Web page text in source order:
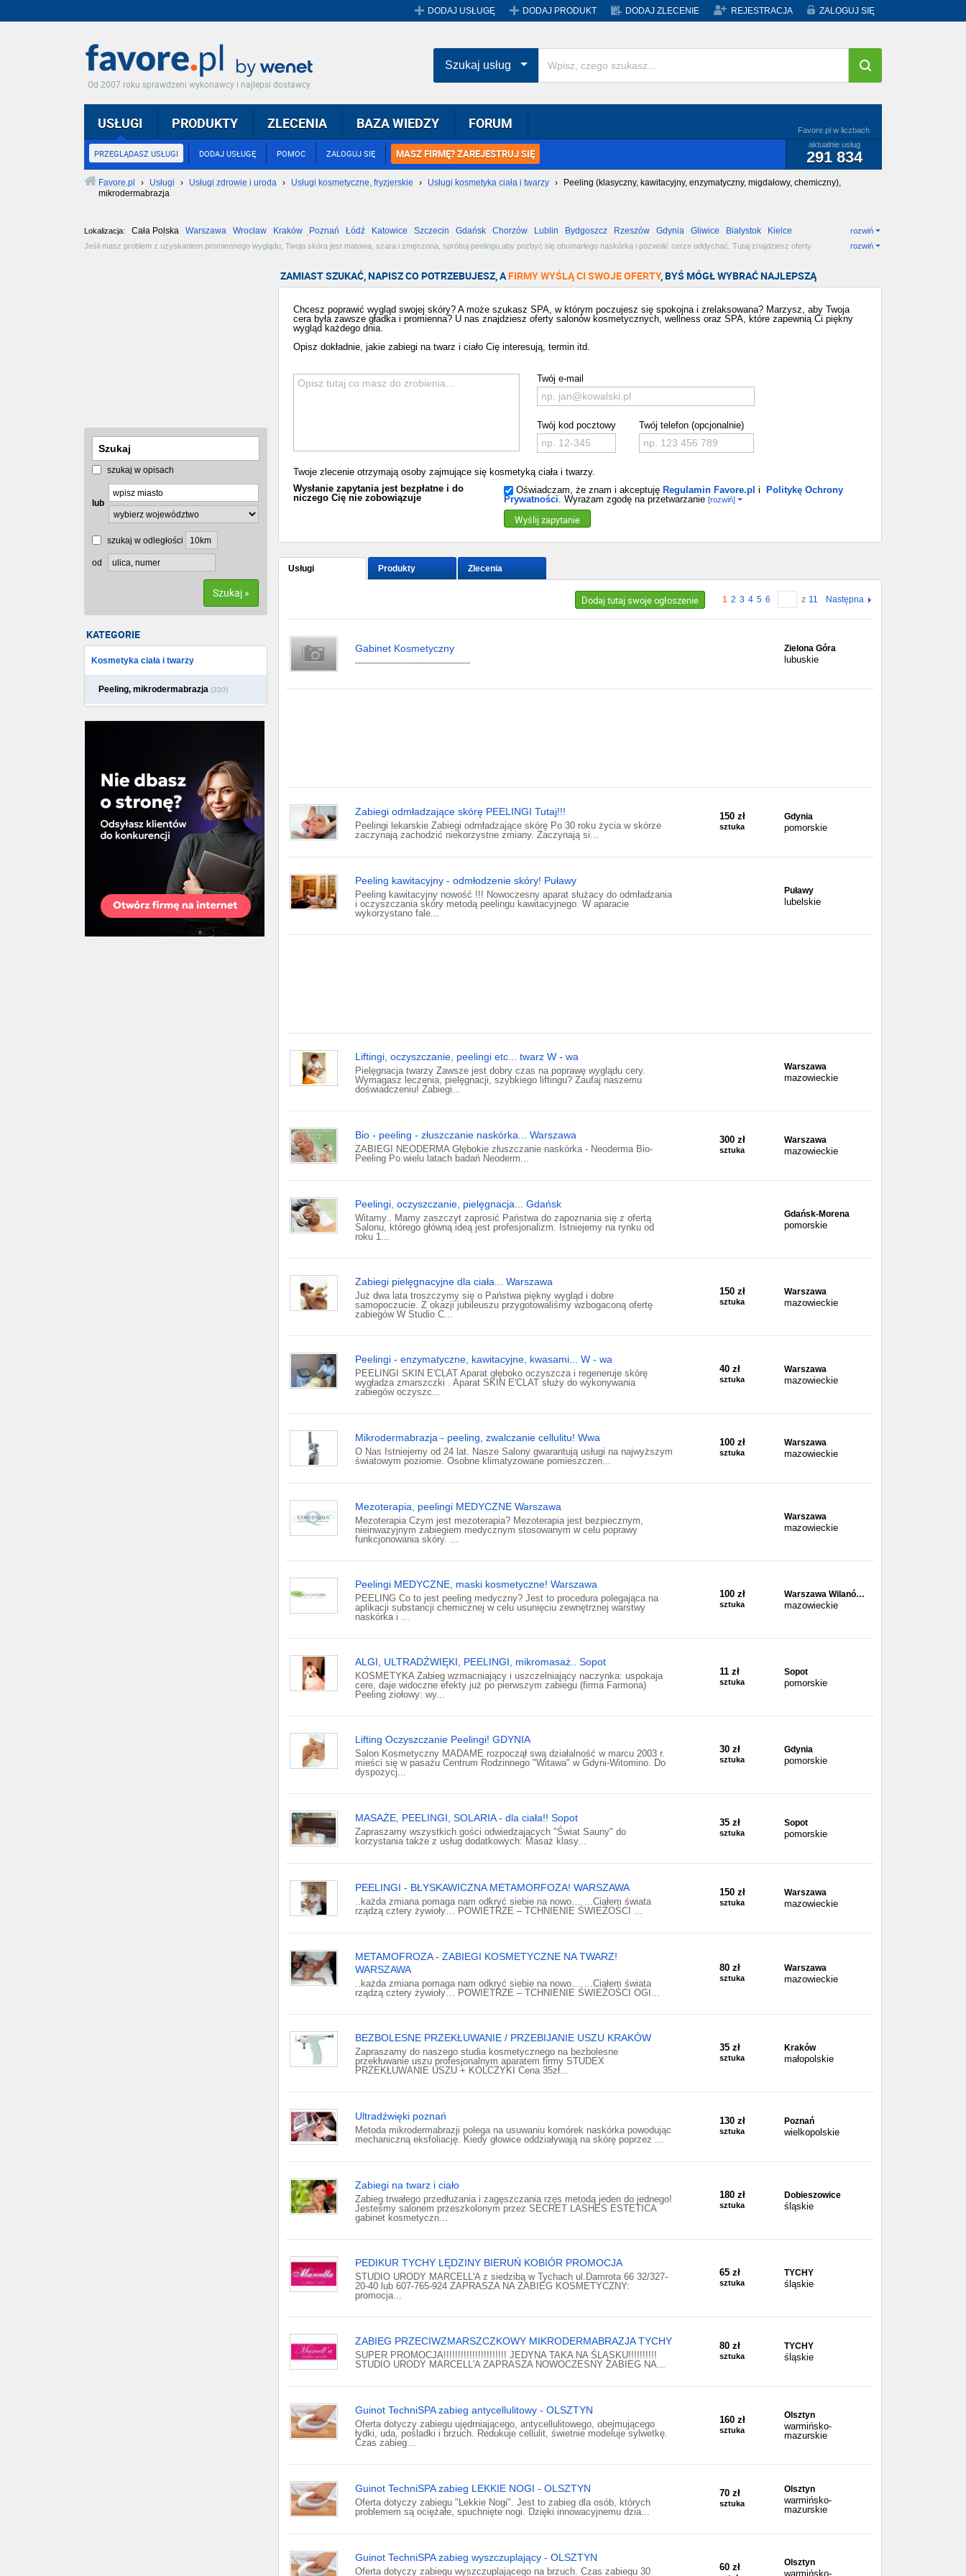
DODAJ USŁUGĘ DODAJ PRODUKT DODAJ ZLECENIE REJESTRACJA ZALOGUJ SIĘ
Od 2007 roku sprawdzeni wykonawcy i najlepsi dostawcy
USŁUGI
PRZEGLĄDASZ USŁUGI DODAJ USŁUGĘ POMOC ZALOGUJ SIĘ MASZ FIRMĘ? ZAREJESTRUJ SIĘ
Favore.pl w liczbach
aktualnie usług
291 834
PRODUKTY ZLECENIA BAZA WIEDZY FORUM
Szukaj usług
Favore.pl › Usługi › Usługi zdrowie i uroda › Usługi kosmetyczne, fryzjerskie › Usługi kosmetyka ciała i twarzy ›
Peeling (klasyczny, kawitacyjny, enzymatyczny, migdałowy, chemiczny),
mikrodermabrazja
Lokalizacja: Cała Polska Warszawa Wrocław Kraków Poznań Łódź Katowice Szczecin Gdańsk Chorzów Lublin Bydgoszcz Rzeszów Gdynia Gliwice Białystok
Kielce
rozwiń
Jeśli masz problem z uzyskaniem promiennego wyglądu, Twoja skóra jest matowa, szara i zmęczona, spróbuj peelingu,aby pozbyć się obumarłego naskórka i pozwolić cerze oddychać. Tutaj znajdziesz oferty
rozwiń
szukaj w opisach
lub
szukaj w odległości
od
Szukaj »
KATEGORIE
Kosmetyka ciała i twarzy
Peeling, mikrodermabrazja (330)
ZAMIAST SZUKAĆ, NAPISZ CO POTRZEBUJESZ, AFIRMY WYŚLĄ CI SWOJE OFERTY, BYŚ MÓGŁ WYBRAĆ NAJLEPSZĄ
Chcesz poprawić wygląd swojej skóry? A może szukasz SPA, w którym poczujesz się spokojna i zrelaksowana? Marzysz, aby Twoja
cera była zawsze gładka i promienna? U nas znajdziesz oferty salonów kosmetycznych, wellness oraz SPA, które zapewnią Ci piękny
wygląd każdego dnia.
Opisz dokładnie, jakie zabiegi na twarz i ciało Cię interesują, termin itd.
Twój e-mail
Twój kod pocztowy Twój telefon (opcjonalnie)
Twoje zlecenie otrzymają osoby zajmujące się kosmetyką ciała i twarzy.
Wysłanie zapytania jest bezpłatne i do
niczego Cię nie zobowiązuje
Oświadczam, że znam i akceptuję Regulamin Favore.pl i
Politykę Ochrony
Prywatności. Wyrażam zgodę na przetwarzanie [rozwiń]
Wyślij zapytanie
Usługi Produkty Zlecenia
Dodaj tutaj swoje ogłoszenie 1 2 3 4 5 6 z 11 Następna
Gabinet Kosmetyczny
----------------------------------------
Zielona Góra
lubuskie
Zabiegi odmładzające skórę PEELINGI Tutaj!!!
Peelingi lekarskie Zabiegi odmładzające skórę Po 30 roku życia w skórze
zaczynają zachodzić niekorzystne zmiany. Zaczynają si...
150 zł
sztuka
Gdynia
pomorskie
Peeling kawitacyjny - odmłodzenie skóry! Puławy
Peeling kawitacyjny nowość !!! Nowoczesny aparat służacy do odmładzania
i oczyszczania skóry metodą peelingu kawitacyjnego. W aparacie
wykorzystano fale...
Puławy
lubelskie
Liftingi, oczyszczanie, peelingi etc... twarz W - wa
Pielęgnacja twarzy Zawsze jest dobry czas na poprawę wyglądu cery.
Wymagasz leczenia, pielęgnacji, szybkiego liftingu? Zaufaj naszemu
doświadczeniu! Zabiegi...
Warszawa
mazowieckie
Bio - peeling - złuszczanie naskórka... Warszawa
ZABIEGI NEODERMA Głębokie złuszczanie naskórka - Neoderma Bio-
Peeling Po wielu latach badań Neoderm...
300 zł
sztuka
Warszawa
mazowieckie
Peelingi, oczyszczanie, pielęgnacja... Gdańsk
Witamy.. Mamy zaszczyt zaprosić Państwa do zapoznania się z ofertą
Salonu, którego główną ideą jest profesjonalizm. Istniejemy na rynku od
roku 1...
Gdańsk-Morena
pomorskie
Zabiegi pielęgnacyjne dla ciała... Warszawa
Już dwa lata troszczymy się o Państwa piękny wygląd i dobre
samopoczucie. Z okazji jubileuszu przygotowaliśmy wzbogaconą ofertę
zabiegów W Studio C...
150 zł
sztuka
Warszawa
mazowieckie
Peelingi - enzymatyczne, kawitacyjne, kwasami... W - wa
PEELINGI SKIN E'CLAT Aparat głęboko oczyszcza i regeneruje skórę
wygładza zmarszczki . Aparat SKIN E'CLAT służy do wykonywania
zabiegów oczyszc...
40 zł
sztuka
Warszawa
mazowieckie
Mikrodermabrazja - peeling, zwalczanie cellulitu! Wwa
O Nas Istniejemy od 24 lat. Nasze Salony gwarantują usługi na najwyższym
światowym poziomie. Osobne klimatyzowane pomieszczen...
100 zł
sztuka
Warszawa
mazowieckie
Mezoterapia, peelingi MEDYCZNE Warszawa
Mezoterapia Czym jest mezoterapia? Mezoterapia jest bezpiecznym,
nieinwazyjnym zabiegiem medycznym stosowanym w celu poprawy
funkcjonowania skóry. ...
Warszawa
mazowieckie
Peelingi MEDYCZNE, maski kosmetyczne! Warszawa
PEELING Co to jest peeling medyczny? Jest to procedura polegająca na
aplikacji substancji chemicznej w celu usunięciu zewnętrznej warstwy
naskórka i ...
100 zł
sztuka
Warszawa Wilanó…
mazowieckie
ALGI, ULTRADŹWIĘKI, PEELINGI, mikromasaż.. Sopot
KOSMETYKA Zabieg wzmacniający i uszczelniający naczynka: uspokaja
cere, daje widoczne efekty już po pierwszym zabiegu (firma Farmona)
Peeling ziołowy: wy...
11 zł
sztuka
Sopot
pomorskie
Lifting Oczyszczanie Peelingi! GDYNIA
Salon Kosmetyczny MADAME rozpoczął swą działalność w marcu 2003 r.
mieści się w pasażu Centrum Rodzinnego "Witawa" w Gdyni-Witomino. Do
dyspozycj...
30 zł
sztuka
Gdynia
pomorskie
MASAŻE, PEELINGI, SOLARIA - dla ciała!! Sopot
Zapraszamy wszystkich gości odwiedzających "Świat Sauny" do
korzystania także z usług dodatkowych: Masaż klasy...
35 zł
sztuka
Sopot
pomorskie
PEELINGI - BŁYSKAWICZNA METAMORFOZA! WARSZAWA
..każda zmiana pomaga nam odkryć siebie na nowo… …Ciałem świata
rządzą cztery żywioły… POWIETRZE – TCHNIENIE ŚWIEŻOŚCI ...
150 zł
sztuka
Warszawa
mazowieckie
METAMOFROZA - ZABIEGI KOSMETYCZNE NA TWARZ!
WARSZAWA
..każda zmiana pomaga nam odkryć siebie na nowo… …Ciałem świata
rządzą cztery żywioły… POWIETRZE – TCHNIENIE ŚWIEŻOŚCI OGI...
80 zł
sztuka
Warszawa
mazowieckie
BEZBOLESNE PRZEKŁUWANIE / PRZEBIJANIE USZU KRAKÓW
Zapraszamy do naszego studia kosmetycznego na bezbolesne
przekłuwanie uszu profesjonalnym aparatem firmy STUDEX
PRZEKŁUWANIE USZU + KOLCZYKI Cena 35zł...
35 zł
sztuka
Kraków
małopolskie
Ultradźwięki poznań
Metoda mikrodermabrazji polega na usuwaniu komórek naskórka powodując
mechaniczną eksfoliację. Kiedy głowice oddziaływają na skórę poprzez ...
130 zł
sztuka
Poznań
wielkopolskie
Zabiegi na twarz i ciało
Zabieg trwałego przedłużania i zagęszczania rzęs metodą jeden do jednego!
Jesteśmy salonem przeszkolonym przez SECRET LASHES ESTETICA
gabinet kosmetyczn...
180 zł
sztuka
Dobieszowice
śląskie
PEDIKUR TYCHY LĘDZINY BIERUŃ KOBIÓR PROMOCJA
STUDIO URODY MARCELL'A z siedzibą w Tychach ul.Damrota 66 32/327-
20-40 lub 607-765-924 ZAPRASZA NA ZABIEG KOSMETYCZNY:
promocja...
65 zł
sztuka
TYCHY
śląskie
ZABIEG PRZECIWZMARSZCZKOWY MIKRODERMABRAZJA TYCHY
SUPER PROMOCJA!!!!!!!!!!!!!!!!!!!!!! JEDYNA TAKA NA ŚLĄSKU!!!!!!!!!!
STUDIO URODY MARCELL'A ZAPRASZA NOWOCZESNY ZABIEG NA...
80 zł
sztuka
TYCHY
śląskie
Guinot TechniSPA zabieg antycellulitowy - OLSZTYN
Oferta dotyczy zabiegu ujędrniającego, antycellulitowego, obejmującego
łydki, uda, pośladki i brzuch. Redukuje cellulit, świetnie modeluje sylwetkę.
Czas zabieg...
160 zł
sztuka
Olsztyn
warmińsko-
mazurskie
Guinot TechniSPA zabieg LEKKIE NOGI - OLSZTYN
Oferta dotyczy zabiegu "Lekkie Nogi". Jest to zabieg dla osób, których
problemem są ociężałe, spuchnięte nogi. Dzięki innowacyjnemu dzia...
70 zł
sztuka
Olsztyn
warmińsko-
mazurskie
Guinot TechniSPA zabieg wyszczuplający - OLSZTYN
Oferta dotyczy zabiegu wyszczuplającego na brzuch. Czas zabiegu 30
60 zł Olsztyn
warmińsko-